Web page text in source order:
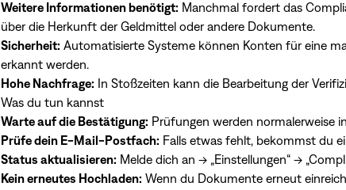
Weitere Informationen benötigt: Manchmal fordert das
über die Herkunft der Geldmittel oder andere Dokumente.
Sicherheit: Automatisierte Systeme können Konten für eine
erkannt werden.
Hohe Nachfrage: In Stoßzeiten kann die Bearbeitung der
Was du tun kannst
Warte auf die Bestätigung: Prüfungen werden normalerweise
Prüfe dein E-Mail-Postfach: Falls etwas fehlt, bekommst du
Status aktualisieren: Melde dich an → „Einstellungen“ →
Kein erneutes Hochladen: Wenn du Dokumente erneut